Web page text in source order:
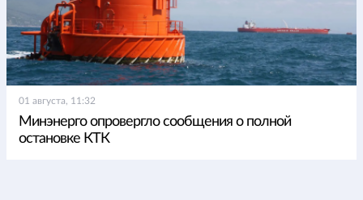
01 августа, 11:32
Минэнерго опровергло сообщения о полной
остановке КТК